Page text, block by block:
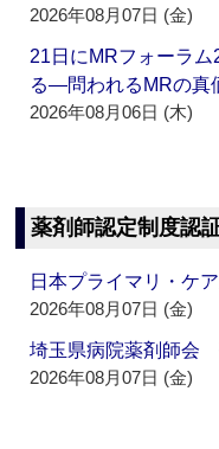
2026年08月07日 (金)
21日にMRフォーラム
る―問われるMRの
2026年08月06日 (木)
薬剤師認定制度認
日本プライマリ・
2026年08月07日 (金)
埼玉県病院薬剤師
2026年08月07日 (金)